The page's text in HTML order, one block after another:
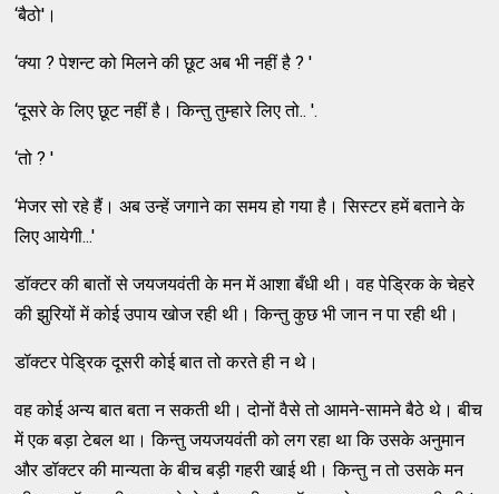
‘बैठो'।
‘क्या ? पेशन्ट को मिलने की छूट अब भी नहीं है ? '
‘दूसरे के लिए छूट नहीं है। किन्तु तुम्हारे लिए तो.. '.
‘तो ? '
‘मेजर सो रहे हैं। अब उन्हें जगाने का समय हो गया है। सिस्टर हमें बताने के
लिए आयेगी...'
डॉक्टर की बातों से जयजयवंती के मन में आशा बँधी थी। वह पेड्रिक के चेहरे
की झुरियों में कोई उपाय खोज रही थी। किन्तु कुछ भी जान न पा रही थी।
डॉक्टर पेड्रिक दूसरी कोई बात तो करते ही न थे।
वह कोई अन्य बात बता न सकती थी। दोनों वैसे तो आमने-सामने बैठे थे। बीच
में एक बड़ा टेबल था। किन्तु जयजयवंती को लग रहा था कि उसके अनुमान
और डॉक्टर की मान्यता के बीच बड़ी गहरी खाई थी। किन्तु न तो उसके मन